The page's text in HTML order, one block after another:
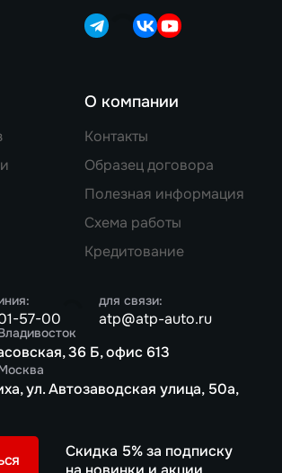
О компании
Контакты
Образец договора
Полезная информация
Схема работы
Кредитование
57-00
для связи:
atp@atp-auto.ru
36 Б, офис 613
ул. Автозаводская улица, 50а,
Скидка 5% за подписку